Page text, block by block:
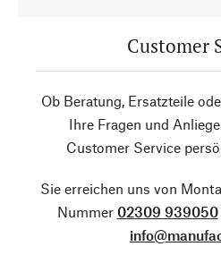
Customer
Ob Beratung, Ersatzteile
Ihre Fragen und
Customer Service
Sie erreichen uns von
Nummer 02309 939050